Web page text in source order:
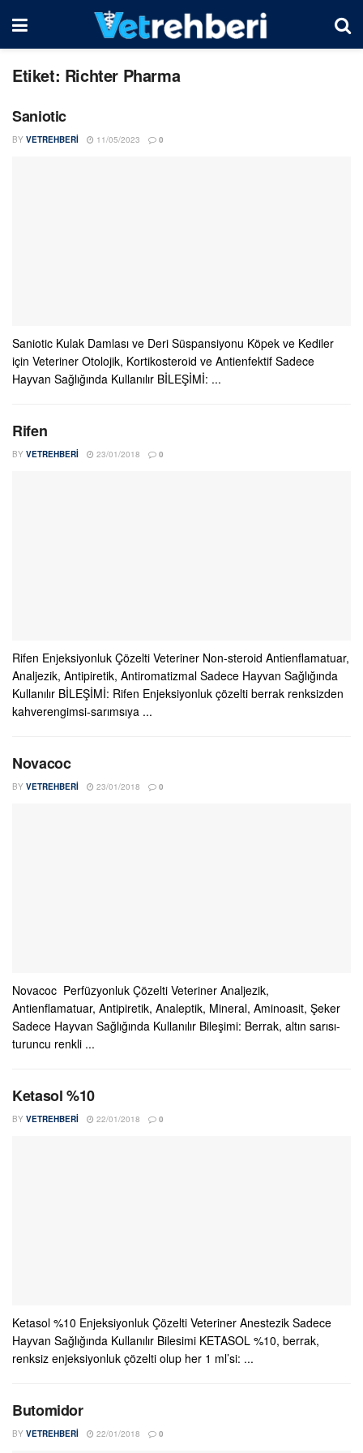
Etiket: Richter Pharma
Saniotic
BY VETREHBERI 11/05/2023 0
Saniotic Kulak Damlası ve Deri Süspansiyonu Köpek ve Kediler
için Veteriner Otolojik, Kortikosteroid ve Antienfektif Sadece
Hayvan Sağlığında Kullanılır BİLEŞİMİ: ...
Rifen
BY VETREHBERI 23/01/2018 0
Rifen Enjeksiyonluk Çözelti Veteriner Non-steroid Antienflamatuar,
Analjezik, Antipiretik, Antiromatizmal Sadece Hayvan Sağlığında
Kullanılır BİLEŞİMİ: Rifen Enjeksiyonluk çözelti berrak renksizden
kahverengimsi-sarımsıya ...
Novacoc
BY VETREHBERI 23/01/2018 0
Novacoc Perfüzyonluk Çözelti Veteriner Analjezik,
Antienflamatuar, Antipiretik, Analeptik, Mineral, Aminoasit, Şeker
Sadece Hayvan Sağlığında Kullanılır Bileşimi: Berrak, altın sarısı-
turuncu renkli ...
Ketasol %10
BY VETREHBERI 22/01/2018 0
Ketasol %10 Enjeksiyonluk Çözelti Veteriner Anestezik Sadece
Hayvan Sağlığında Kullanılır Bilesimi KETASOL %10, berrak,
renksiz enjeksiyonluk çözelti olup her 1 ml’si: ...
Butomidor
BY VETREHBERI 22/01/2018 0